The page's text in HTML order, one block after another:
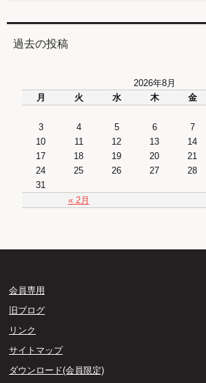
過去の投稿
2026年8月
月
火 水 木 金
« 2月
3
4 5 6 7
10
11 12 13 14
17
18 19 20 21
24
25 26 27 28
31
会員専用
旧ブログ
リンク
サイトマップ
ダウンロード(会員限定)